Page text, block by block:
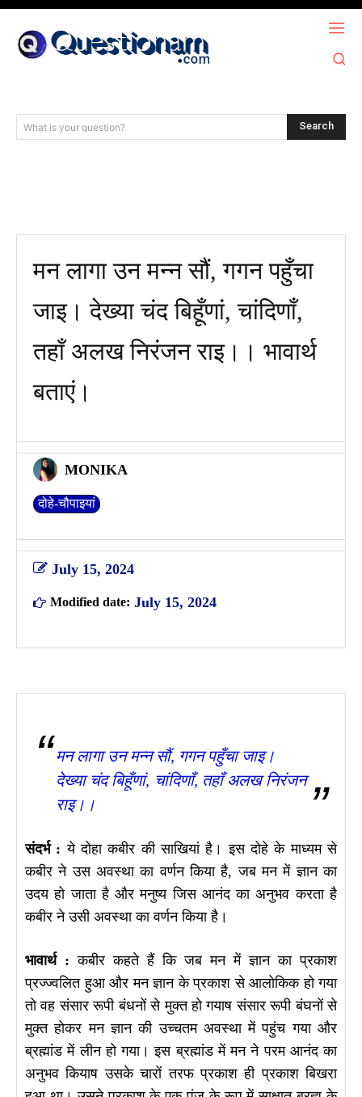
What is your question? Search
मन लागा उन मन्न सौं, गगन पहुँचा
जाइ। देख्या चंद बिहूँणां, चांदिणाँ,
तहाँ अलख निरंजन राइ।। भावार्थ
बताएं।
MONIKA
दोहे-चौपाइयां
July 15, 2024
Modified date: July 15, 2024
मन लागा उन मन्न सौं, गगन पहुँचा जाइ।
देख्या चंद बिहूँणां, चांदिणाँ, तहाँ अलख निरंजन
राइ।।
संदर्भ : ये दोहा कबीर की साखियां है। इस दोहे के माध्यम से
कबीर ने उस अवस्था का वर्णन किया है, जब मन में ज्ञान का
उदय हो जाता है और मनुष्य जिस आनंद का अनुभव करता है
कबीर ने उसी अवस्था का वर्णन किया है।
भावार्थ : कबीर कहते हैं कि जब मन में ज्ञान का प्रकाश
प्रज्ज्वलित हुआ और मन ज्ञान के प्रकाश से आलोकिक हो गया
तो वह संसार रूपी बंधनों से मुक्त हो गयाष संसार रूपी बंघनों से
मुक्त होकर मन ज्ञान की उच्चतम अवस्था में पहुंच गया और
ब्रह्मांड में लीन हो गया। इस ब्रह्मांड में मन ने परम आनंद का
अनुभव कियाष उसके चारों तरफ प्रकाश ही प्रकाश बिखरा